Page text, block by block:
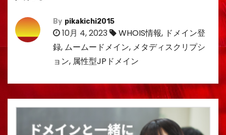
By pikakichi2015
10月 4, 2023 WHOIS情報, ドメイン登
録, ムームードメイン, メタディスクリプシ
ョン, 属性型JPドメイン